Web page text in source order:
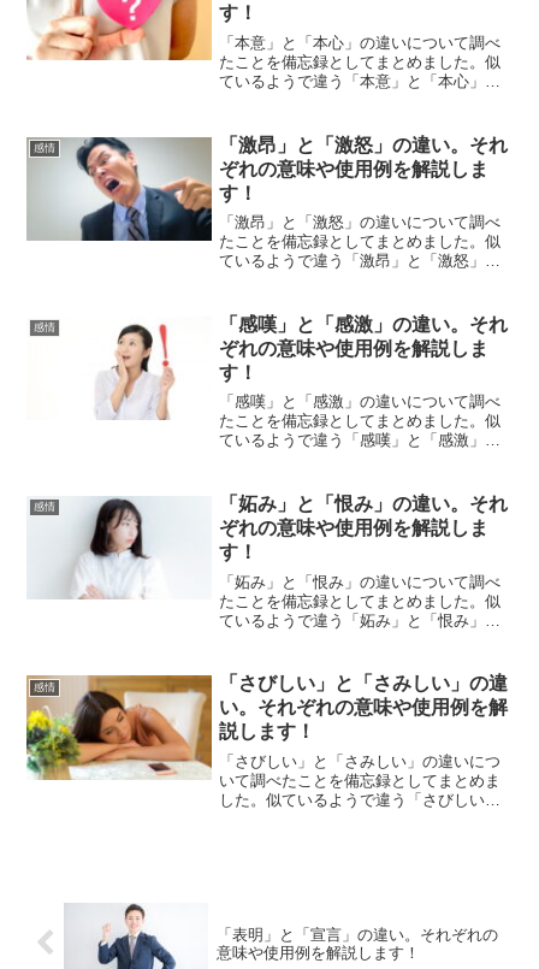
す！
「本意」と「本心」の違いについて調べ
たことを備忘録としてまとめました。似
ているようで違う「本意」と「本心」の
感情
「激昂」と「激怒」の違い。それ
ぞれの意味や使用例を解説しま
す！
「激昂」と「激怒」の違いについて調べ
たことを備忘録としてまとめました。似
ているようで違う「激昂」と「激怒」の
感情
「感嘆」と「感激」の違い。それ
ぞれの意味や使用例を解説しま
す！
「感嘆」と「感激」の違いについて調べ
たことを備忘録としてまとめました。似
ているようで違う「感嘆」と「感激」の
感情
「妬み」と「恨み」の違い。それ
ぞれの意味や使用例を解説しま
す！
「妬み」と「恨み」の違いについて調べ
たことを備忘録としてまとめました。似
ているようで違う「妬み」と「恨み」の
感情
「さびしい」と「さみしい」の違
い。それぞれの意味や使用例を解
説します！
「さびしい」と「さみしい」の違いにつ
いて調べたことを備忘録としてまとめま
した。似ているようで違う「さびしい」
「表明」と「宣言」の違い。それぞれの
意味や使用例を解説します！